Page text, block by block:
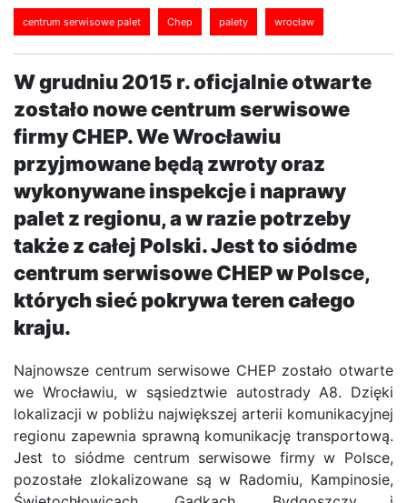
centrum serwisowe palet Chep palety wrocław
W grudniu 2015 r. oficjalnie otwarte
zostało nowe centrum serwisowe
firmy CHEP. We Wrocławiu
przyjmowane będą zwroty oraz
wykonywane inspekcje i naprawy
palet z regionu, a w razie potrzeby
także z całej Polski. Jest to siódme
centrum serwisowe CHEP w Polsce,
których sieć pokrywa teren całego
kraju.
Najnowsze centrum serwisowe CHEP zostało otwarte
we Wrocławiu, w sąsiedztwie autostrady A8. Dzięki
lokalizacji w pobliżu największej arterii komunikacyjnej
regionu zapewnia sprawną komunikację transportową.
Jest to siódme centrum serwisowe firmy w Polsce,
pozostałe zlokalizowane są w Radomiu, Kampinosie,